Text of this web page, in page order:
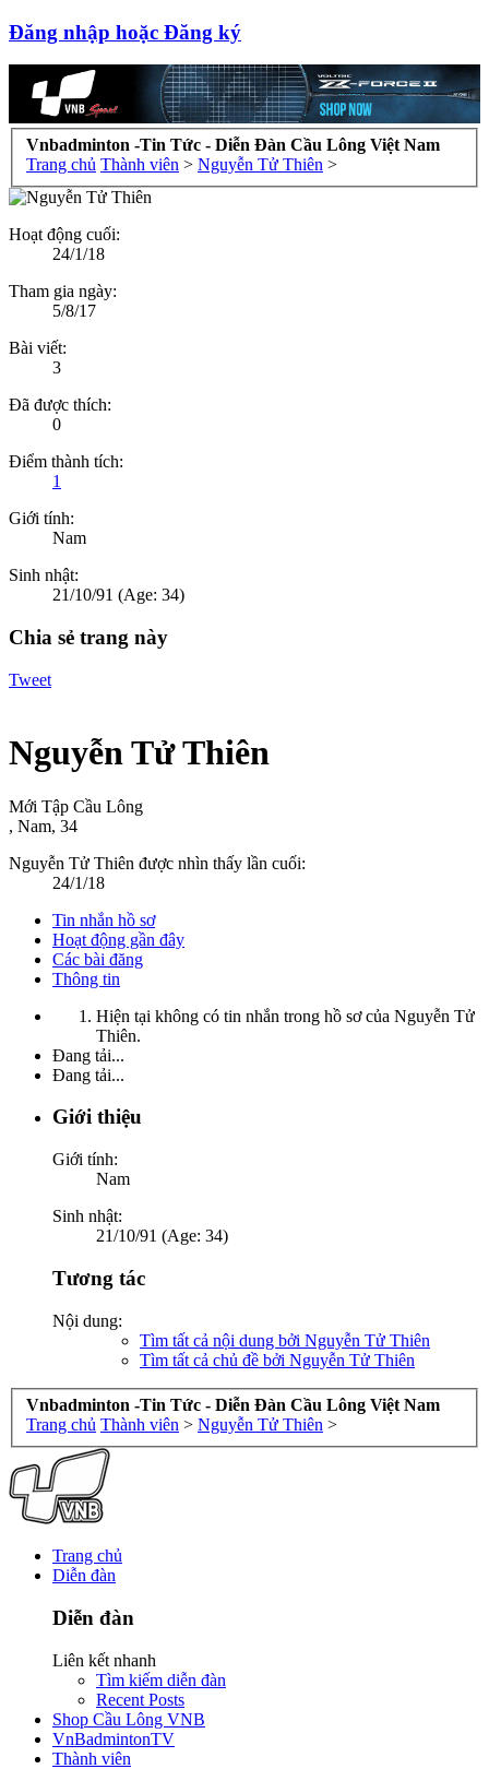
Đăng nhập hoặc Đăng ký
Vnbadminton -Tin Tức - Diễn Đàn Cầu Lông Việt Nam
Trang chủ Thành viên > Nguyễn Tử Thiên >
Hoạt động cuối:
24/1/18
Tham gia ngày:
5/8/17
Bài viết:
3
Đã được thích:
0
Điểm thành tích:
1
Giới tính:
Nam
Sinh nhật:
21/10/91 (Age: 34)
Chia sẻ trang này
Tweet
Nguyễn Tử Thiên
Mới Tập Cầu Lông
, Nam, 34
Nguyễn Tử Thiên được nhìn thấy lần cuối:
24/1/18
Tin nhắn hồ sơ
Hoạt động gần đây
Các bài đăng
Thông tin
Hiện tại không có tin nhắn trong hồ sơ của Nguyễn Tử
Thiên.
Đang tải...
Đang tải...
Giới thiệu
Giới tính:
Nam
Sinh nhật:
21/10/91 (Age: 34)
Tương tác
Nội dung:
Tìm tất cả nội dung bởi Nguyễn Tử Thiên
Tìm tất cả chủ đề bởi Nguyễn Tử Thiên
Vnbadminton -Tin Tức - Diễn Đàn Cầu Lông Việt Nam
Trang chủ Thành viên > Nguyễn Tử Thiên >
Trang chủ
Diễn đàn
Diễn đàn
Liên kết nhanh
Tìm kiếm diễn đàn
Recent Posts
Shop Cầu Lông VNB
VnBadmintonTV
Thành viên